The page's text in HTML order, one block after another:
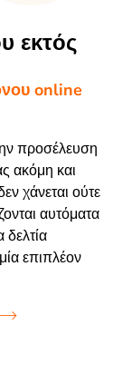
εκτός
online
προσέλευση
ακόμη και
χάνεται ούτε
αυτόματα
δελτία
επιπλέον